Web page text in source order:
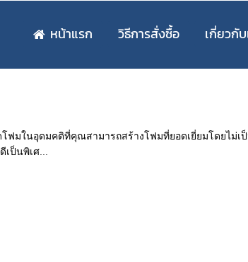
หน้าแรก วิธีการสั่งซื้อ เกี่ยวกับ
ฟมในอุดมคติที่คุณสามารถสร้างโฟมที่ยอดเยี่ยมโดยไม่เ
ป็นพิเศ...